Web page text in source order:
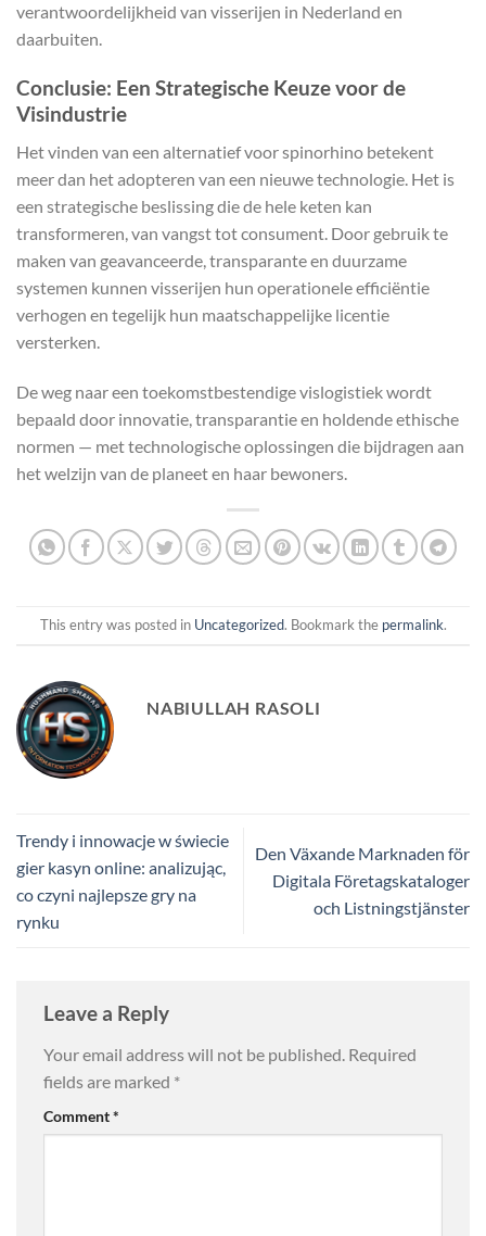
verantwoordelijkheid van visserijen in Nederland en
daarbuiten.
Conclusie: Een Strategische Keuze voor de
Visindustrie
Het vinden van een alternatief voor spinorhino betekent
meer dan het adopteren van een nieuwe technologie. Het is
een strategische beslissing die de hele keten kan
transformeren, van vangst tot consument. Door gebruik te
maken van geavanceerde, transparante en duurzame
systemen kunnen visserijen hun operationele efficiëntie
verhogen en tegelijk hun maatschappelijke licentie
versterken.
De weg naar een toekomstbestendige vislogistiek wordt
bepaald door innovatie, transparantie en holdende ethische
normen — met technologische oplossingen die bijdragen aan
het welzijn van de planeet en haar bewoners.
This entry was posted in Uncategorized. Bookmark the permalink.
NABIULLAH RASOLI
Trendy i innowacje w świecie
gier kasyn online: analizując,
co czyni najlepsze gry na
rynku
Den Växande Marknaden för
Digitala Företagskataloger
och Listningstjänster
Leave a Reply
Your email address will not be published. Required
fields are marked *
Comment*